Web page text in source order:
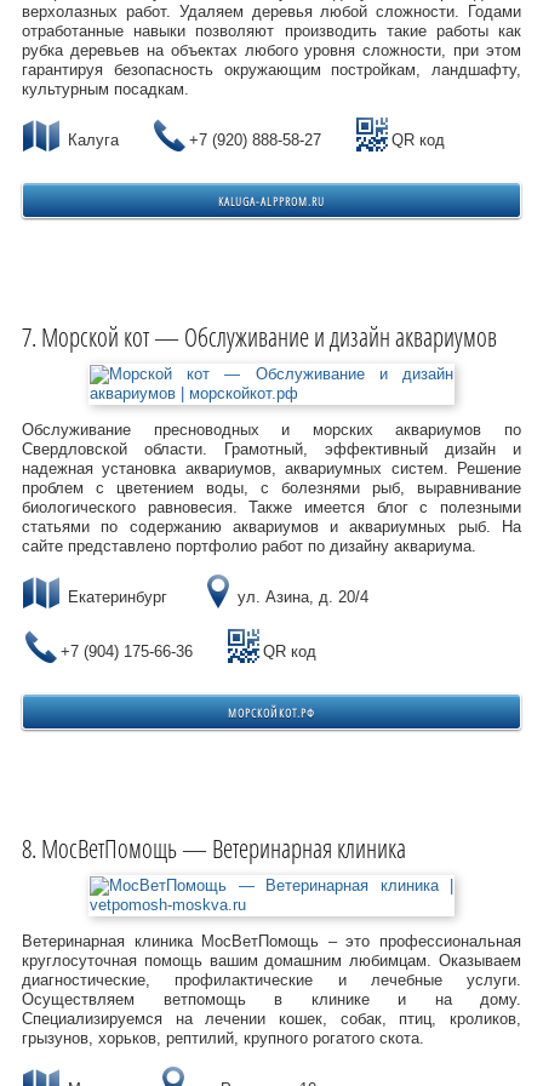
верхолазных работ. Удаляем деревья любой сложности. Годами
отработанные навыки позволяют производить такие работы как
рубка деревьев на объектах любого уровня сложности, при этом
гарантируя безопасность окружающим постройкам, ландшафту,
культурным посадкам.
Калуга +7 (920) 888-58-27 QR код
KALUGA-ALPPROM.RU
Морской кот — Обслуживание и дизайн аквариумов
Обслуживание пресноводных и морских аквариумов по
Свердловской области. Грамотный, эффективный дизайн и
надежная установка аквариумов, аквариумных систем. Решение
проблем с цветением воды, с болезнями рыб, выравнивание
биологического равновесия. Также имеется блог с полезными
статьями по содержанию аквариумов и аквариумных рыб. На
сайте представлено портфолио работ по дизайну аквариума.
Екатеринбург ул. Азина, д. 20/4
+7 (904) 175-66-36 QR код
МОРСКОЙКОТ.РФ
МосВетПомощь — Ветеринарная клиника
Ветеринарная клиника МосВетПомощь – это профессиональная
круглосуточная помощь вашим домашним любимцам. Оказываем
диагностические, профилактические и лечебные услуги.
Осуществляем ветпомощь в клинике и на дому.
Специализируемся на лечении кошек, собак, птиц, кроликов,
грызунов, хорьков, рептилий, крупного рогатого скота.